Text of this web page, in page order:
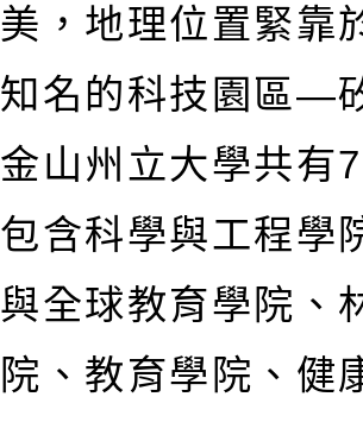
美，地理位置緊靠
知名的科技園區—
金山州立大學共有
包含科學與工程學
與全球教育學院、
院、教育學院、健